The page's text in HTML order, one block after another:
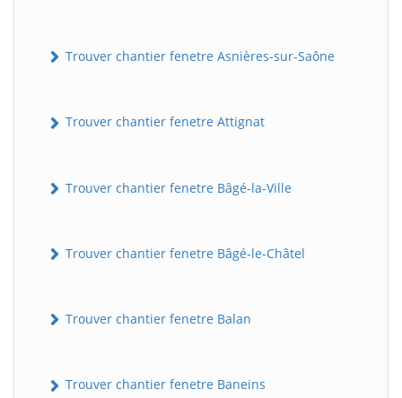
Trouver chantier fenetre Asnières-sur-Saône
Trouver chantier fenetre Attignat
Trouver chantier fenetre Bâgé-la-Ville
Trouver chantier fenetre Bâgé-le-Châtel
Trouver chantier fenetre Balan
Trouver chantier fenetre Baneins